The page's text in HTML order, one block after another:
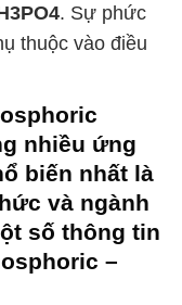
. Sự phức
thuộc vào điều
nhiều ứng
biến nhất là
và ngành
số thông tin
–